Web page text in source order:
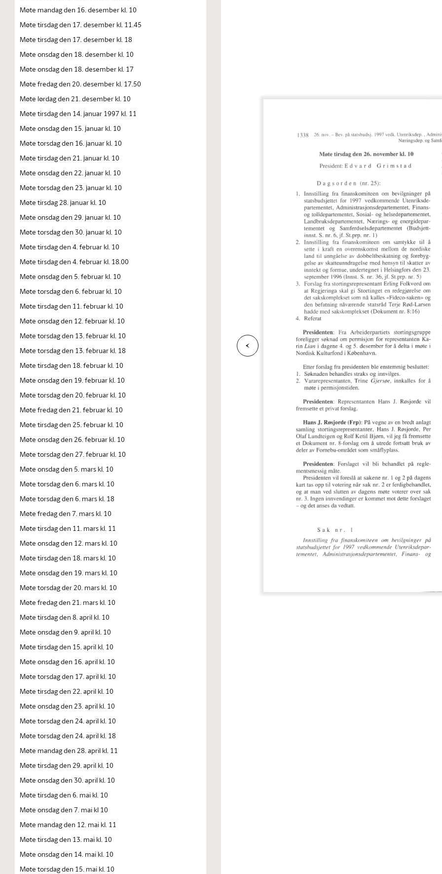
Møte mandag den 16. desember kl. 10
Møte tirsdag den 17. desember kl. 11.45
Møte tirsdag den 17. desember kl. 18
Møte onsdag den 18. desember kl. 10
Møte onsdag den 18. desember kl. 17
Møte fredag den 20. desember kl. 17.50
Møte lørdag den 21. desember kl. 10
Møte tirsdag den 14. januar 1997 kl. 11
Møte onsdag den 15. januar kl. 10
Møte torsdag den 16. januar kl. 10
Møte tirsdag den 21. januar kl. 10
Møte onsdag den 22. januar kl. 10
Møte torsdag den 23. januar kl. 10
Møte tirsdag 28. januar kl. 10
Møte onsdag den 29. januar kl. 10
Møte torsdag den 30. januar kl. 10
Møte tirsdag den 4. februar kl. 10
Møte tirsdag den 4. februar kl. 18.00
Møte onsdag den 5. februar kl. 10
Møte torsdag den 6. februar kl. 10
Møte tirsdag den 11. februar kl. 10
Møte onsdag den 12. februar kl. 10
Møte torsdag den 13. februar kl. 10
Møte torsdag den 13. februar kl. 18
Møte tirsdag den 18. februar kl. 10
Møte onsdag den 19. februar kl. 10
Møte torsdag den 20. februar kl. 10
Møte fredag den 21. februar kl. 10
Møte tirsdag den 25. februar kl. 10
Møte onsdag den 26. februar kl. 10
Møte torsdag den 27. februar kl. 10
Møte onsdag den 5. mars kl. 10
Møte torsdag den 6. mars kl. 10
Møte torsdag den 6. mars kl. 18
Møte fredag den 7. mars kl. 10
Møte tirsdag den 11. mars kl. 11
Møte onsdag den 12. mars kl. 10
Møte tirsdag den 18. mars kl. 10
Møte onsdag den 19. mars kl. 10
Møte torsdag der 20. mars kl. 10
Møte fredag den 21. mars kl. 10
Møte tirsdag den 8. april kl. 10
Møte onsdag den 9. april kl. 10
Møte tirsdag den 15. april kl. 10
Møte onsdag den 16. april kl. 10
Møte torsdag den 17. april kl. 10
Møte tirsdag den 22. april kl. 10
Møte onsdag den 23. april kl. 10
Møte torsdag den 24. april kl. 10
Møte torsdag den 24. april kl. 18
Møte mandag den 28. april kl. 11
Møte tirsdag den 29. april kl. 10
Møte onsdag den 30. april kl. 10
Møte tirsdag den 6. mai kl. 10
Møte onsdag den 7. mai kl 10
Møte mandag den 12. mai kl. 11
Møte tirsdag den 13. mai kl. 10
Møte onsdag den 14. mai kl. 10
Møte torsdag den 15. mai kl. 10
F
o
rr
i
g
e
s
i
de